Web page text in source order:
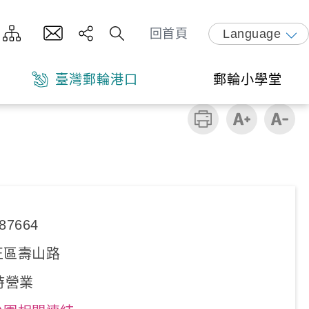
回首頁 Language
臺灣郵輪港口 郵輪小學堂
壽山路
營業